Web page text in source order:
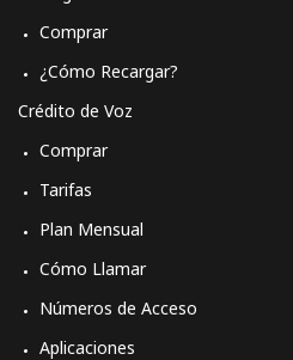
Comprar
¿Cómo Recargar?
Crédito de Voz
Comprar
Tarifas
Plan Mensual
Cómo Llamar
Números de Acceso
Aplicaciones